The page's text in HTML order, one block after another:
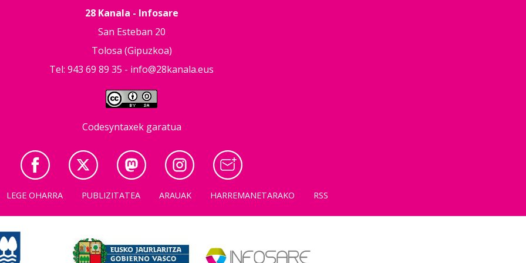
28 Kanala - Infosare
San Esteban 20
Tolosa (Gipuzkoa)
Tel: 943 69 89 35 - info@28kanala.eus
Codesyntaxek garatua
LEGE OHARRA PUBLIZITATEA ARAUAK HARREMANETARAKO RSS